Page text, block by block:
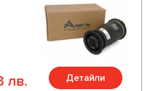
и разнообразие от над
лв. Детайли